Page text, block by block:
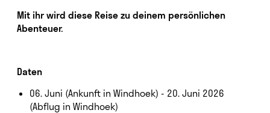
Mit ihr wird diese Reise zu deinem persönlichen
Abenteuer.
Daten
06. Juni (Ankunft in Windhoek) - 20. Juni 2026
(Abflug in Windhoek)